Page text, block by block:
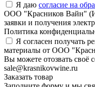
Я даю согласие на
ООО "Красников Вайн"
заявки и получения
Политика
Я согласен получать
материалы от ООО
Вы можете отозвать своё
sale@krasnikovwine.ru
Заказать товар